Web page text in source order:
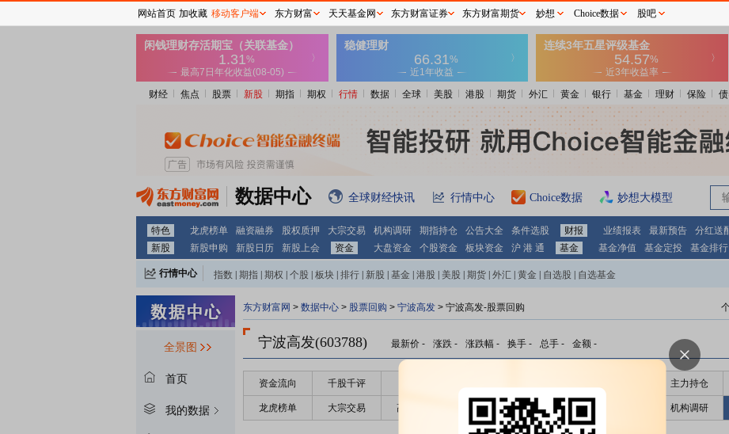
财经 焦点 股票 新股 期指 期权 行情 数据 全球 美股 港股 期货 外汇 黄金 银行 基金 理财 保险
数据中心 全球财经快讯 行情中心 Choice数据 妙想大模型
特色 龙虎榜单 融资融券 股权质押 大宗交易 机构调研 期指持仓 公告大全 条件选股 财报 业绩报表 最新预告 分红送
新股
新股申购 新股日历 新股上会 资金 大盘资金 个股资金 板块资金 沪 港 通 基金 基金净值 基金定投 基金排行
行情中心 指数 期指 期权 个股 板块 排行 新股 基金 港股 美股 期货 外汇 黄金 自选股 自选基金
全景图
首页
我的数据
东方财富网 > 数据中心 > 股票回购 > 宁波高发 > 宁波高发-股票回购
宁波高发(603788) 最新价 - 涨跌 - 涨跌幅 - 换手 - 总手 - 金额 -
资金流向 千股千评 主力持仓
龙虎榜单 大宗交易 高管持股 股东大会 个股研报 机构调研
网站首页 加收藏 移动客户端 东方财富 天天基金网 东方财富证券 东方财富期货 妙想 Choice数据 股吧